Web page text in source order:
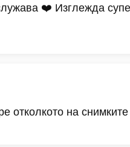
❤️ Изглежда
отколкото на